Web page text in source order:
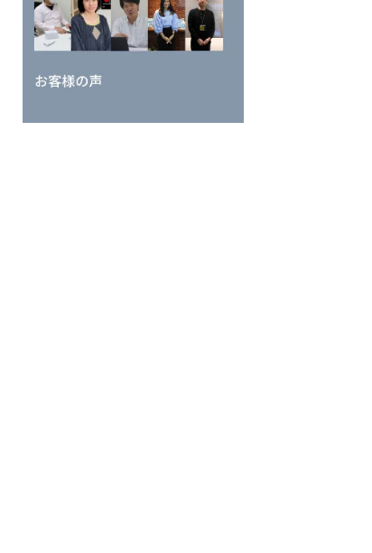
应直接从C送到B.
司，如果您在欧盟地区购买商品并直接发送，也意味着您